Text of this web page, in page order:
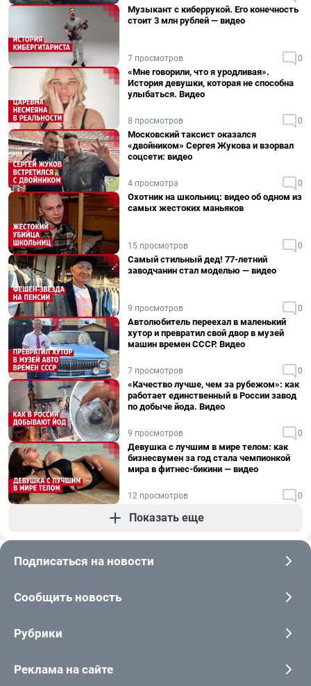
Музыкант с киберрукой. Его конечность
стоит 3 млн рублей — видео
7 просмотров 0
«Мне говорили, что я уродливая».
История девушки, которая не способна
улыбаться. Видео
8 просмотров 0
Московский таксист оказался
«двойником» Сергея Жукова и взорвал
соцсети: видео
4 просмотра 0
Охотник на школьниц: видео об одном из
самых жестоких маньяков
15 просмотров 0
Самый стильный дед! 77-летний
заводчанин стал моделью — видео
9 просмотров 0
Автолюбитель переехал в маленький
хутор и превратил свой двор в музей
машин времен СССР. Видео
7 просмотров 0
«Качество лучше, чем за рубежом»: как
работает единственный в России завод
по добыче йода. Видео
9 просмотров 0
Девушка с лучшим в мире телом: как
бизнесвумен за год стала чемпионкой
мира в фитнес-бикини — видео
12 просмотров 0
Показать еще
Подписаться на новости
Сообщить новость
Рубрики
Реклама на сайте